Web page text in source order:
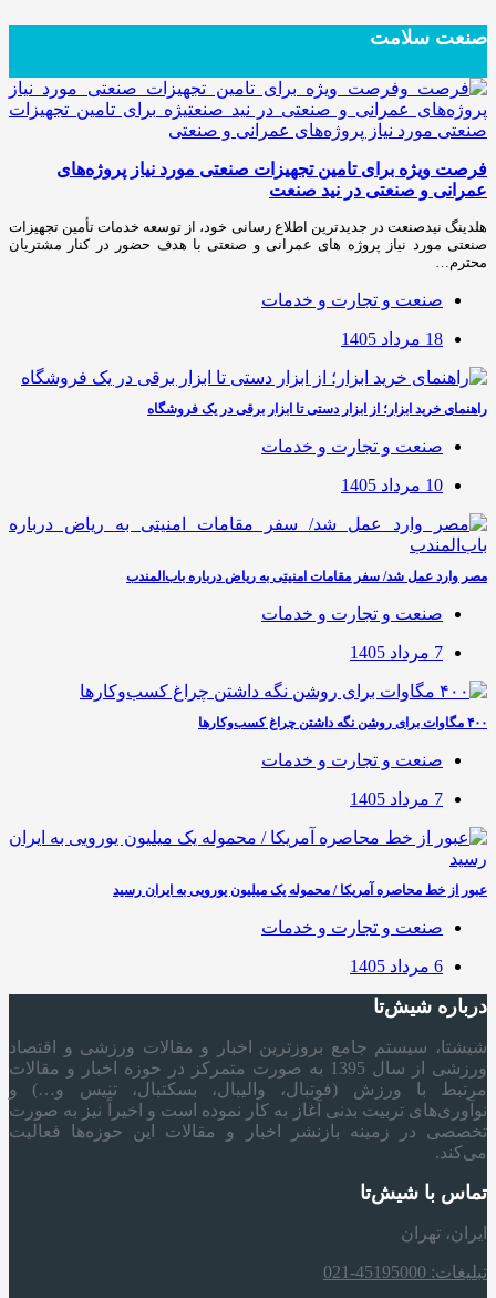
صنعت سلامت
فرصت ویژه برای تامین تجهیزات صنعتی مورد نیاز پروژه‌های
عمرانی و صنعتی در نید صنعت
هلدینگ نیدصنعت در جدیدترین اطلاع رسانی خود، از توسعه خدمات تأمین تجهیزات
صنعتی مورد نیاز پروژه های عمرانی و صنعتی با هدف حضور در کنار مشتریان
محترم…
صنعت و تجارت و خدمات
18 مرداد 1405
راهنمای خرید ابزار؛ از ابزار دستی تا ابزار برقی در یک فروشگاه
صنعت و تجارت و خدمات
10 مرداد 1405
مصر وارد عمل شد/ سفر مقامات امنیتی به ریاض درباره باب‌المندب
صنعت و تجارت و خدمات
7 مرداد 1405
۴۰۰ مگاوات برای روشن نگه داشتن چراغ کسب‌وکار‌ها
صنعت و تجارت و خدمات
7 مرداد 1405
عبور از خط محاصره آمریکا / محموله یک میلیون یورویی به ایران رسید
صنعت و تجارت و خدمات
6 مرداد 1405
درباره شیش‌تا
شیشتا، سیستم جامع بروزترین اخبار و مقالات ورزشی و اقتصاد
ورزشی از سال 1395 به صورت متمرکز در حوزه اخبار و مقالات
مرتبط با ورزش (فوتبال، والیبال، بسکتبال، تنیس و…) و
نوآوری‌های تربیت بدنی آغاز به کار نموده است و اخیراً نیز به صورت
تخصصی در زمینه بازنشر اخبار و مقالات این حوزه‌ها فعالیت
می‌کند.
تماس با شیش‌تا
ایران، تهران
تبلیغات: 45195000-021